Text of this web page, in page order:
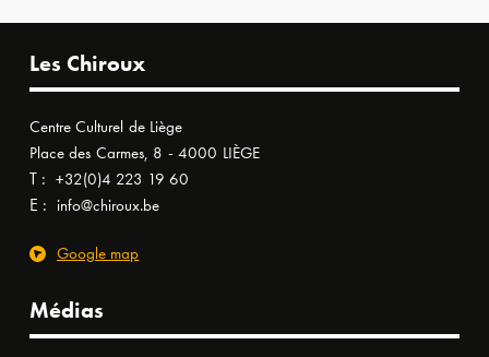
Les Chiroux
Centre Culturel de Liège
Place des Carmes, 8 - 4000 LIÈGE
T : +32(0)4 223 19 60
E : info@chiroux.be
Google map
Médias